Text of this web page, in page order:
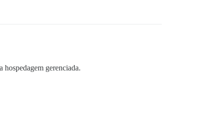
hospedagem gerenciada.